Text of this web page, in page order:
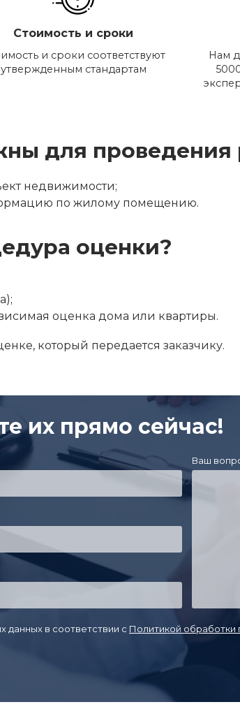
Стоимость и сроки
и сроки соответствуют
утвержденным стандартам
Нам
для
недвижимости;
по жилому помещению.
оценки?
оценка дома или квартиры.
который передается заказчику.
их прямо сейчас!
Ваш
данных в соответствии с Политикой обработки